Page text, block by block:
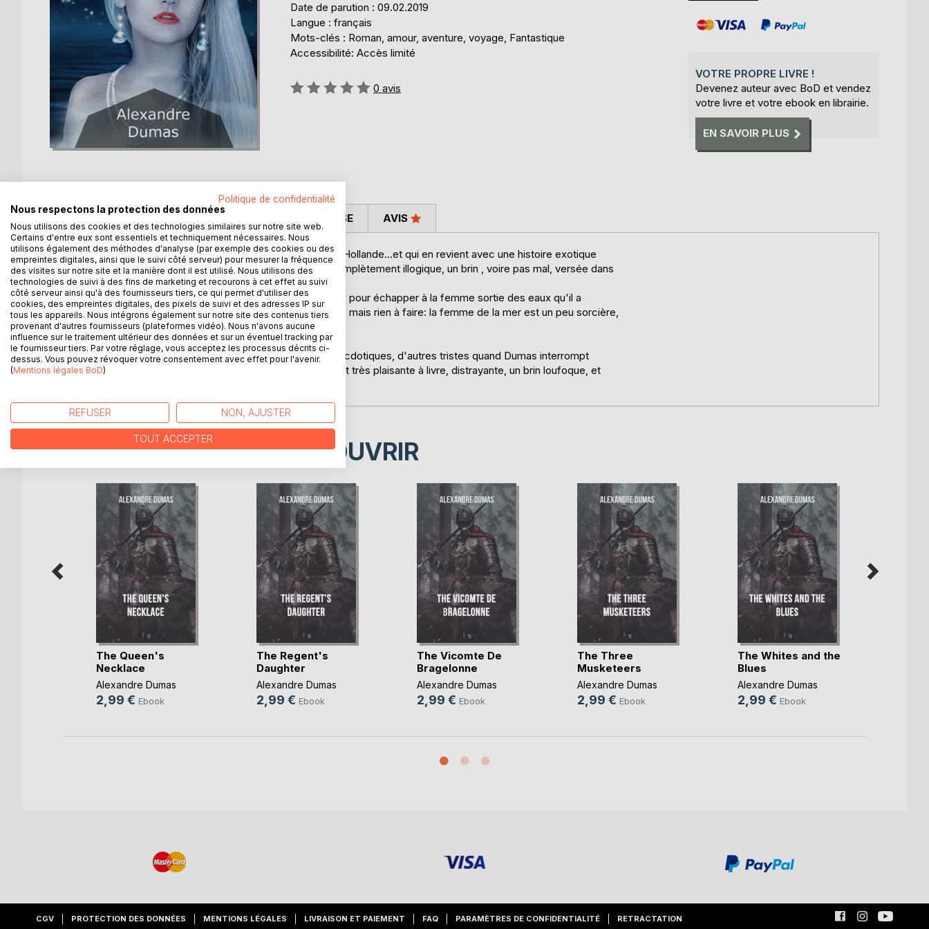
Date de parution : 09.02.2019
Langue : français
Mots-clés : Roman, amour, aventure, voyage, Fantastique
Accessibilité: Accès limité
Évaluation:
0 avis
VOTRE PROPRE LIVRE !
Devenez auteur avec BoD et vendez
votre livre et votre ebook en librairie.
EN SAVOIR PLUS
DESCRIPTION
c'est Dumas qui part assister au couronnement du roi de Hollande...et qui en revient avec une histoire exotique
digne des voyages de Sinbad: totalement improbable, complètement illogique, un brin , voire pas mal, versée dans
le fantastique !
Depuis la Hollande jusqu'à l'Inde, Olifus fera de son mieux pour échapper à la femme sortie des eaux qu'il a
épousée, se mariera même derechef à plusieurs reprises, mais rien à faire: la femme de la mer est un peu sorcière,
et franchement, tant pis pour lui et tant mieux pour nous.
Une longue nouvelle emplie de digressions, certaines anecdotiques, d'autres tristes quand Dumas interrompt
carrément son récit pour parler de la mort d'un ami, qui est très plaisante à livre, distrayante, un brin loufoque, et
CRITIQUES PRESSE AVIS
D’AUTRES TITRES À DÉCOUVRIR
The Queen's
Necklace
Alexandre Dumas
2,99 € Ebook
The Regent's
Daughter
Alexandre Dumas
2,99 € Ebook
The Vicomte De
Bragelonne
Alexandre Dumas
2,99 € Ebook
The Three
Musketeers
Alexandre Dumas
2,99 € Ebook
The Whites and the
Blues
Alexandre Dumas
2,99 € Ebook
CGV PROTECTION DES DONNÉES MENTIONS LÉGALES LIVRAISON ET PAIEMENT FAQ PARAMÈTRES DE CONFIDENTIALITÉ RETRACTATION
Politique de confidentialité
Nous respectons la protection des données
Nous utilisons des cookies et des technologies similaires sur notre site web.
Certains d'entre eux sont essentiels et techniquement nécessaires. Nous
utilisons également des méthodes d'analyse (par exemple des cookies ou des
empreintes digitales, ainsi que le suivi côté serveur) pour mesurer la fréquence
des visites sur notre site et la manière dont il est utilisé. Nous utilisons des
technologies de suivi à des fins de marketing et recourons à cet effet au suivi
côté serveur ainsi qu'à des fournisseurs tiers, ce qui permet d'utiliser des
cookies, des empreintes digitales, des pixels de suivi et des adresses IP sur
tous les appareils. Nous intégrons également sur notre site des contenus tiers
provenant d'autres fournisseurs (plateformes vidéo). Nous n'avons aucune
influence sur le traitement ultérieur des données et sur un éventuel tracking par
le fournisseur tiers. Par votre réglage, vous acceptez les processus décrits ci-
dessus. Vous pouvez révoquer votre consentement avec effet pour l'avenir.
(Mentions légales BoD)
REFUSER NON, AJUSTER
TOUT ACCEPTER